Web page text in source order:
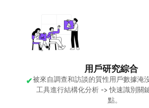
用戶研究綜合
被來自調查和訪談的質性用戶數據淹
工具進行結構化分析 -> 快速識別關
點。